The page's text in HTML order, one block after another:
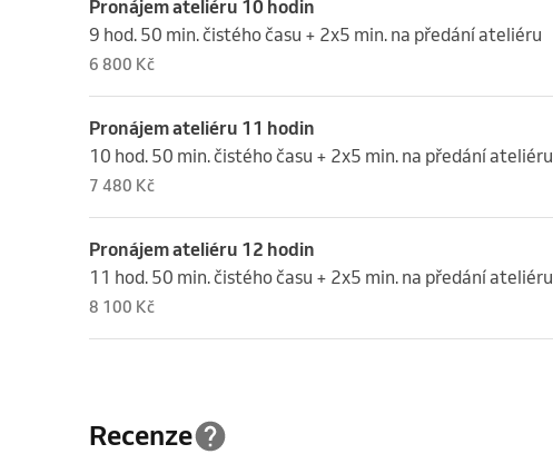
Pronájem ateliéru 10 hodin
9 hod. 50 min. čistého času + 2x5 min. na předání ateliéru
6 800 Kč
Pronájem ateliéru 11 hodin
10 hod. 50 min. čistého času + 2x5 min. na předání ateliéru
7 480 Kč
Pronájem ateliéru 12 hodin
11 hod. 50 min. čistého času + 2x5 min. na předání ateliéru
8 100 Kč
Recenze